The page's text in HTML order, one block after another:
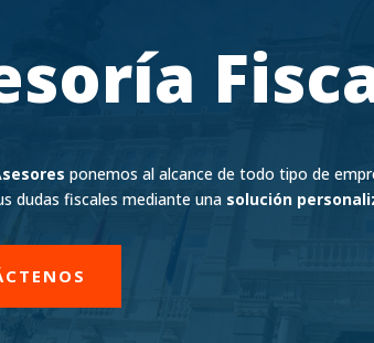
ponemos al alcance de todo tipo de
dudas fiscales mediante una solución